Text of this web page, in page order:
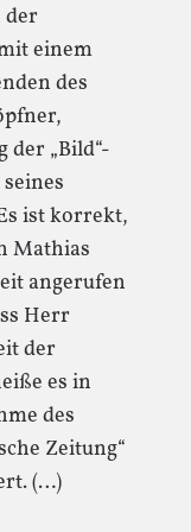
einem
des
„Bild“-
ist korrekt,
Mathias
angerufen
Herr
der
es in
des
Zeitung“
(…)